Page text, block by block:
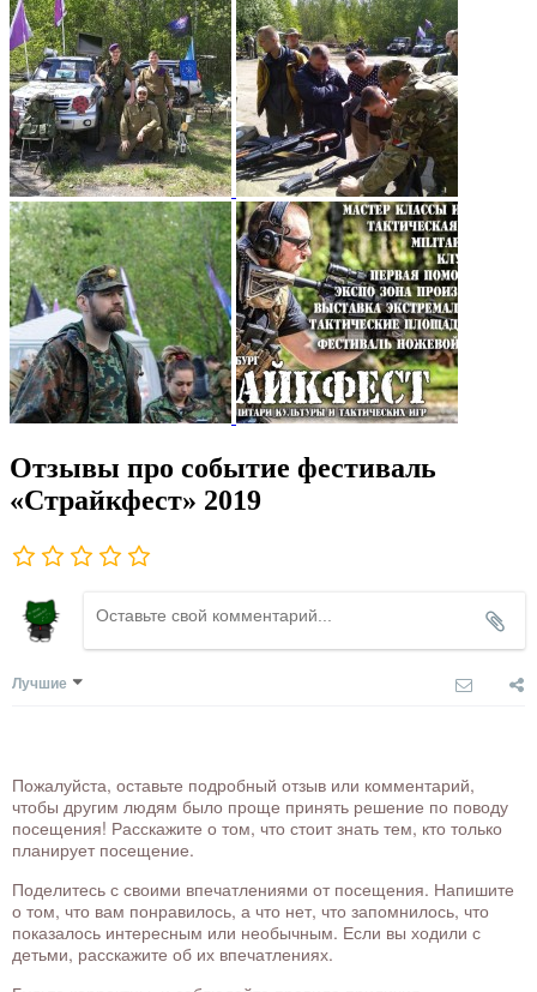
Отзывы про событие фестиваль
«Страйкфест» 2019
Лучшие
Пожалуйста, оставьте подробный отзыв или комментарий,
чтобы другим людям было проще принять решение по поводу
посещения! Расскажите о том, что стоит знать тем, кто только
планирует посещение.
Поделитесь с своими впечатлениями от посещения. Напишите
о том, что вам понравилось, а что нет, что запомнилось, что
показалось интересным или необычным. Если вы ходили с
детьми, расскажите об их впечатлениях.